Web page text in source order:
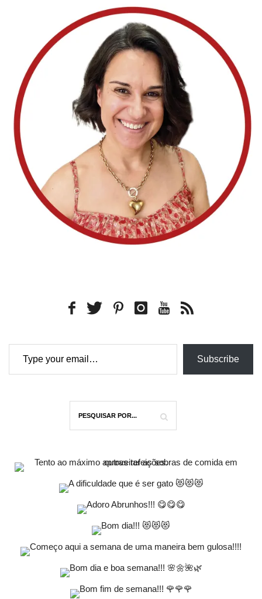
Type your email…
Subscribe